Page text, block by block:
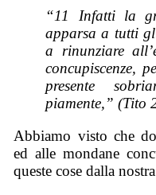
“11 Infatti la
apparsa a tutti
a rinunziare
concupiscenze,
presente
piamente,” (Tito
Abbiamo visto che
ed alle mondane
queste cose dalla